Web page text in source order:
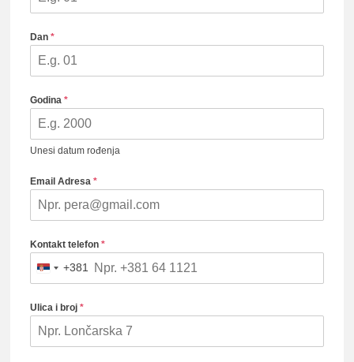
Dan*
Godina*
Unesi datum rođenja
Email Adresa*
Kontakt telefon*
Serbia
+381
+381
Ulica i broj*